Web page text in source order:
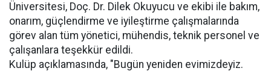
Üniversitesi, Doç. Dr. Dilek Okuyucu ve ekibi ile bakım,
onarım, güçlendirme ve iyileştirme çalışmalarında
görev alan tüm yönetici, mühendis, teknik personel ve
çalışanlara teşekkür edildi.
Kulüp açıklamasında, "Bugün yeniden evimizdeyiz.